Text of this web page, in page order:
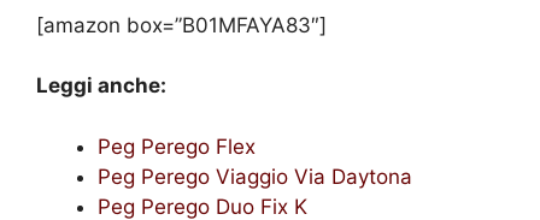
[amazon box=”B01MFAYA83″]
Leggi anche:
Peg Perego Flex
Peg Perego Viaggio Via Daytona
Peg Perego Duo Fix K